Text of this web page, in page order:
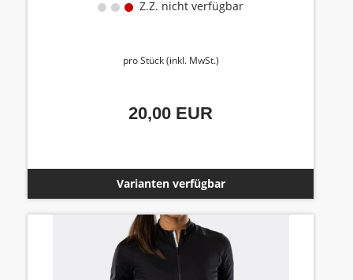
Z.Z. nicht verfügbar
pro Stück (inkl. MwSt.)
20,00 EUR
Varianten verfügbar